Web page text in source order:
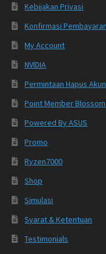
Kebijakan Privasi
Konfirmasi Pembayaran
My Account
NVIDIA
Permintaan Hapus Akun
Point Member
Powered By ASUS
Promo
Ryzen7000
Shop
Simulasi
Syarat & Ketentuan
Testimonials